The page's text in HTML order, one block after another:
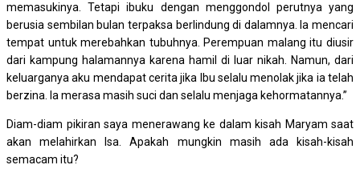
memasukinya. Tetapi ibuku dengan menggondol perutnya yang
berusia sembilan bulan terpaksa berlindung di dalamnya. Ia mencari
tempat untuk merebahkan tubuhnya. Perempuan malang itu diusir
dari kampung halamannya karena hamil di luar nikah. Namun, dari
keluarganya aku mendapat cerita jika Ibu selalu menolak jika ia telah
berzina. Ia merasa masih suci dan selalu menjaga kehormatannya.”
Diam-diam pikiran saya menerawang ke dalam kisah Maryam saat
akan melahirkan Isa. Apakah mungkin masih ada kisah-kisah
semacam itu?